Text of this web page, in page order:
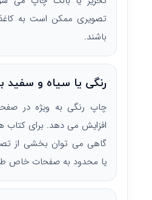
تصویری ممکن است به کاغذ
باشند.
رنگی یا سیاه و سفید
چاپ رنگی به ویژه در
افزایش می دهد. برای کتاب
گاهی می توان بخشی از
یا محدود به صفحات خاص